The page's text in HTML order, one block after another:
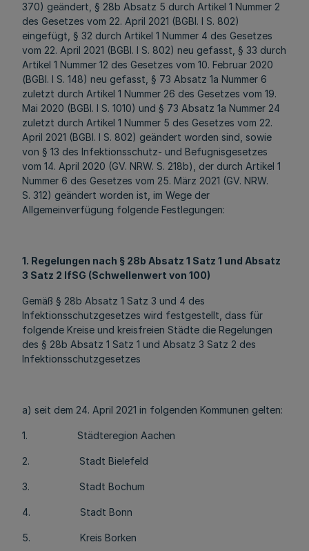
370) geändert, § 28b Absatz 5 durch Artikel 1 Nummer 2
des Gesetzes vom 22. April 2021 (BGBl. I S. 802)
eingefügt, § 32 durch Artikel 1 Nummer 4 des Gesetzes
vom 22. April 2021 (BGBl. I S. 802) neu gefasst, § 33 durch
Artikel 1 Nummer 12 des Gesetzes vom 10. Februar 2020
(BGBl. I S. 148) neu gefasst, § 73 Absatz 1a Nummer 6
zuletzt durch Artikel 1 Nummer 26 des Gesetzes vom 19.
Mai 2020 (BGBl. I S. 1010) und § 73 Absatz 1a Nummer 24
zuletzt durch Artikel 1 Nummer 5 des Gesetzes vom 22.
April 2021 (BGBl. I S. 802) geändert worden sind, sowie
von § 13 des Infektionsschutz- und Befugnisgesetzes
vom 14. April 2020 (GV. NRW. S. 218b), der durch Artikel 1
Nummer 6 des Gesetzes vom 25. März 2021 (GV. NRW.
S. 312) geändert worden ist, im Wege der
Allgemeinverfügung folgende Festlegungen:
1. Regelungen nach § 28b Absatz 1 Satz 1 und Absatz
3 Satz 2 IfSG (Schwellenwert von 100)
Gemäß § 28b Absatz 1 Satz 3 und 4 des
Infektionsschutzgesetzes wird festgestellt, dass für
folgende Kreise und kreisfreien Städte die Regelungen
des § 28b Absatz 1 Satz 1 und Absatz 3 Satz 2 des
Infektionsschutzgesetzes
a) seit dem 24. April 2021 in folgenden Kommunen gelten:
1. Städteregion Aachen
2. Stadt Bielefeld
3. Stadt Bochum
4. Stadt Bonn
5. Kreis Borken